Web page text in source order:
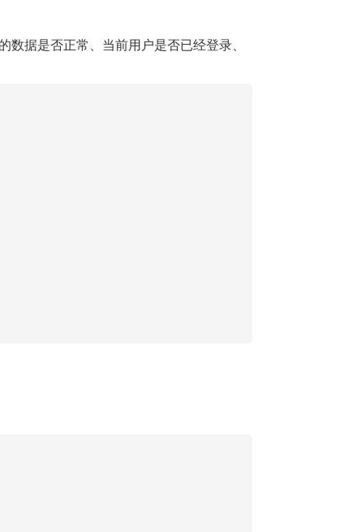
据是否正常、当前用户是否已经登录、